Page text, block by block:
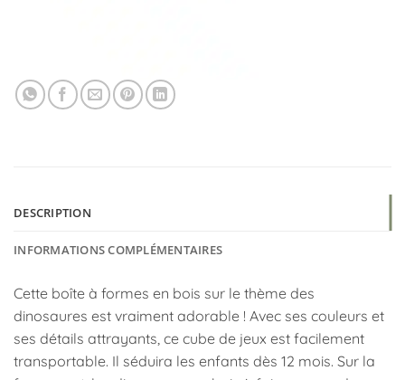
DESCRIPTION
INFORMATIONS COMPLÉMENTAIRES
Cette boîte à formes en bois sur le thème des
dinosaures est vraiment adorable ! Avec ses couleurs et
ses détails attrayants, ce cube de jeux est facilement
transportable. Il séduira les enfants dès 12 mois. Sur la